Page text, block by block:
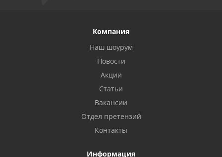
Компания
Наш шоурум
Новости
Акции
Статьи
Вакансии
Отдел претензий
Контакты
Информация